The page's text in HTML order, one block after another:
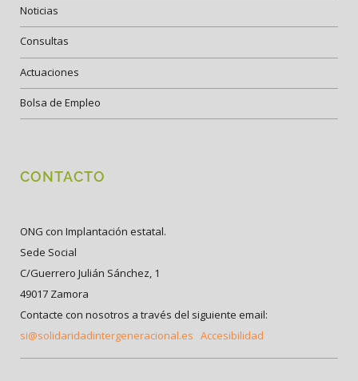
Noticias
Consultas
Actuaciones
Bolsa de Empleo
CONTACTO
ONG con Implantación estatal.
Sede Social
C/Guerrero Julián Sánchez, 1
49017 Zamora
Contacte con nosotros a través del siguiente email:
si@solidaridadintergeneracional.es Accesibilidad